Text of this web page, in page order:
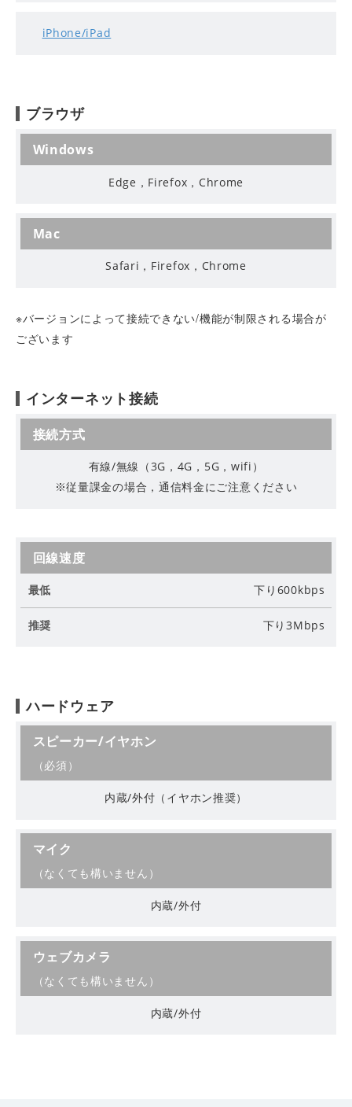
iPhone/iPad
ブラウザ
Windows
Edge，Firefox，Chrome
Mac
Safari，Firefox，Chrome
※バージョンによって接続できない/機能が制限される場合が
ございます
インターネット接続
接続方式
有線/無線（3G，4G，5G，wifi）
※従量課金の場合，通信料金にご注意ください
最
低
推
回線速度
下り600kbps
下り3Mbps
ハードウェア
スピーカー/イヤホン
（必須）
内蔵/外付（イヤホン推奨）
マイク
（なくても構いません）
内蔵/外付
ウェブカメラ
（なくても構いません）
内蔵/外付